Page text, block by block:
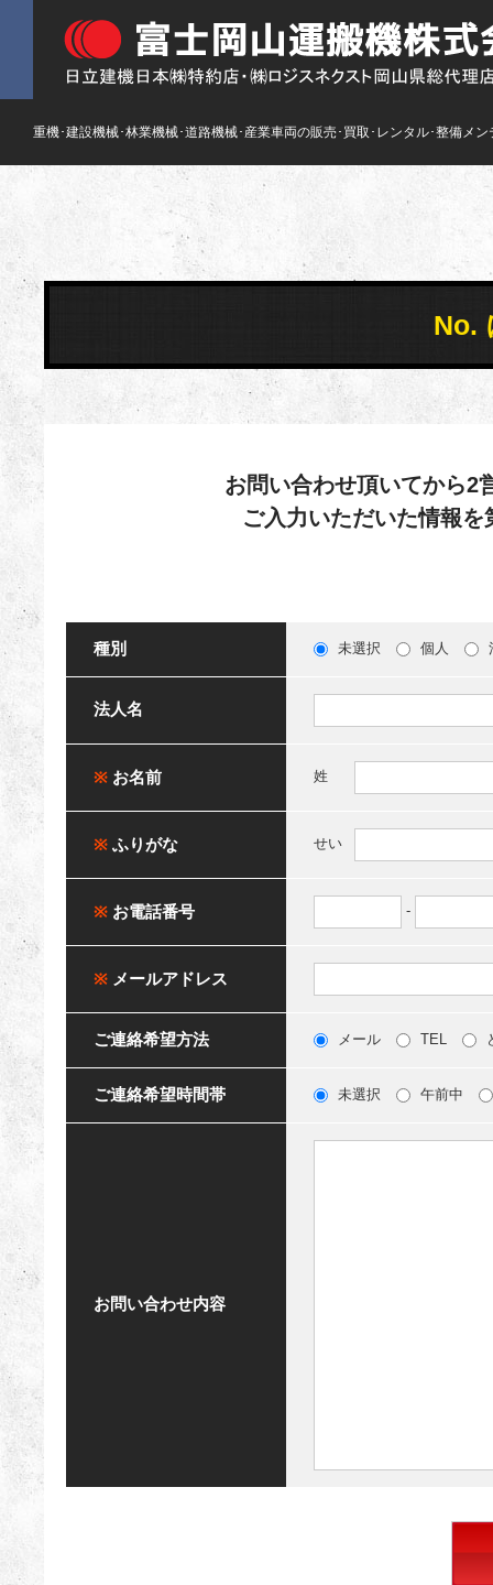
重機･建設機械･林業機械･道路機械･産業車両の販売･買取･レンタル･整備メン
No.
お問い合わせ頂いてから2
ご入力いただいた情報
種別 未選択 個人
法人名
※ お名前 姓
※ ふりがな せい
※ お電話番号 -
※ メールアドレス
ご連絡希望方法 メール TEL
ご連絡希望時間帯 未選択 午前中
お問い合わせ内容